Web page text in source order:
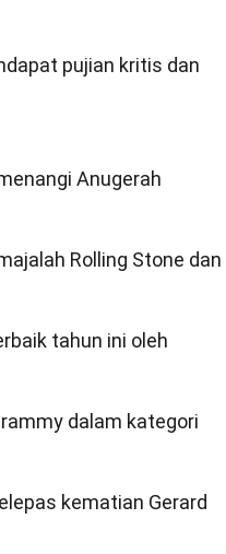
pujian kritis dan
Anugerah
Rolling Stone dan
tahun ini oleh
dalam kategori
kematian Gerard